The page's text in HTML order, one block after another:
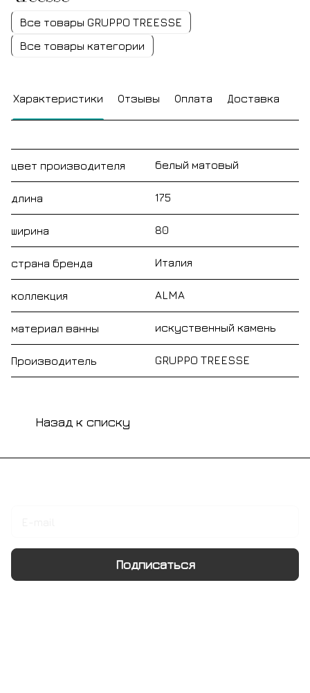
Все товары GRUPPO TREESSE
Все товары категории
Характеристики Отзывы Оплата Доставка
цвет производителя белый матовый
длина 175
ширина 80
страна бренда Италия
коллекция ALMA
материал ванны искуственный камень
Производитель GRUPPO TREESSE
Назад к списку
Подписаться